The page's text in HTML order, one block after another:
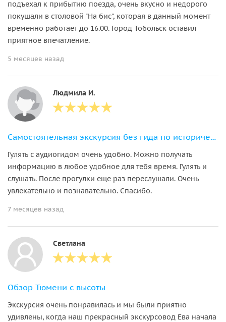
подъехал к прибытию поезда, очень вкусно и недорого
покушали в столовой "На бис", которая в данный момент
временно работает до 16.00. Город Тобольск оставил
приятное впечатление.
5 месяцев назад
Людмила И.
Самостоятельная экскурсия без гида по исторической Тюмени (с аудиогидом)
Гулять с аудиогидом очень удобно. Можно получать
информацию в любое удобное для тебя время. Гулять и
слушать. После прогулки еще раз переслушали. Очень
увлекательно и познавательно. Спасибо.
7 месяцев назад
Светлана
Обзор Тюмени с высоты
Экскурсия очень понравилась и мы были приятно
удивлены, когда наш прекрасный экскурсовод Ева начала